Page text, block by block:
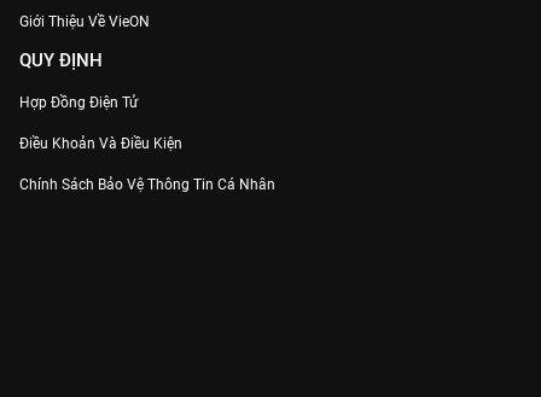
Giới Thiệu Về VieON
QUY ĐỊNH
Hợp Đồng Điện Tử
Điều Khoản Và Điều Kiện
Chính Sách Bảo Vệ Thông Tin Cá Nhân